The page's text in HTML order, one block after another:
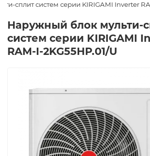
сплит систем серии KIRIGAMI Inverter
Наружный блок мульти-
систем серии KIRIGAMI
RAM-I-2KG55HP.01/U